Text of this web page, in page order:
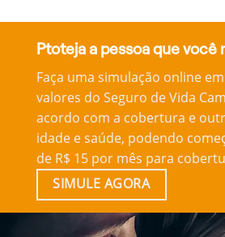
Ptoteja a pessoa que você
Faça uma simulação online
valores do Seguro de Vida
acordo com a cobertura e
idade e saúde, podendo
de R$ 15 por mês para
SIMULE AGORA